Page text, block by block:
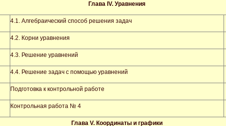
Глава IV. Уравнения
4.1. Алгебраический способ решения задач
4.2. Корни уравнения
4.3. Решение уравнений
4.4. Решение задач с помощью уравнений
Подготовка к контрольной работе
Контрольная работа № 4
Глава V. Координаты и графики